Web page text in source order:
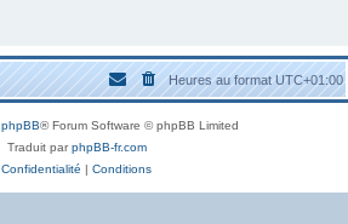
Heures au formatUTC+01:00
phpBB® Forum Software © phpBB Limited
Traduit parphpBB-fr.com
Confidentialité | Conditions